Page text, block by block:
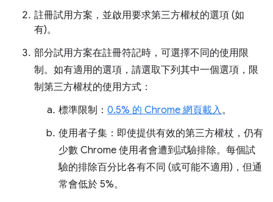
註冊試用方案，並啟用要求第三方權杖的選項 (如
有)。
部分試用方案在註冊符記時，可選擇不同的使用限
制。如有適用的選項，請選取下列其中一個選項，限
制第三方權杖的使用方式：
標準限制： 0.5% 的 Chrome 網頁載入。
使用者子集：即使提供有效的第三方權杖，仍有
少數 Chrome 使用者會遭到試驗排除。每個試
驗的排除百分比各有不同 (或可能不適用)，但通
常會低於 5%。